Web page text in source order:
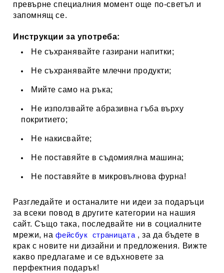
превърне специалния момент още по-светъл и
запомнящ се.
Инструкции за употреба:
Не съхранявайте газирани напитки;
Не съхранявайте млечни продукти;
Мийте само на ръка;
Не използвайте абразивна гъба върху
покритието;
Не накисвайте;
Не поставяйте в съдомиялна машина;
Не поставяйте в микровълнова фурна!
Разгледайте и останалите ни идеи за подаръци
за всеки повод в другите категории на нашия
сайт. Също така, последвайте ни в социалните
мрежи, на фейсбук страницата ,за да бъдете в
крак с новите ни дизайни и предложения. Вижте
какво предлагаме и се вдъхновете за
перфектния подарък!